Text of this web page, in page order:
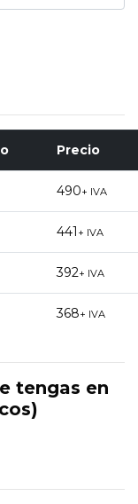
Precio
490+ IVA
441 + IVA
392+ IVA
368+ IVA
tengas en